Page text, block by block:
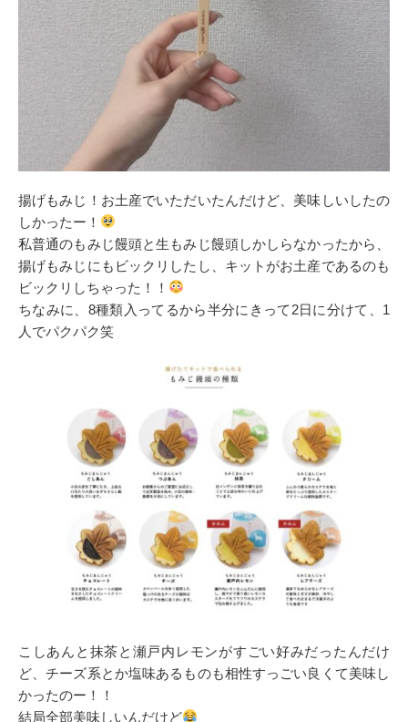
揚げもみじ！お土産でいただいたんだけど、美味しいしたの
しかったー！
私普通のもみじ饅頭と生もみじ饅頭しかしらなかったから、
揚げもみじにもビックリしたし、キットがお土産であるのも
ビックリしちゃった！！
ちなみに、8種類入ってるから半分にきって2日に分けて、1
人でパクパク笑
こしあんと抹茶と瀬戸内レモンがすごい好みだったんだけ
ど、チーズ系とか塩味あるものも相性すっごい良くて美味し
かったのー！！
結局全部美味しいんだけど